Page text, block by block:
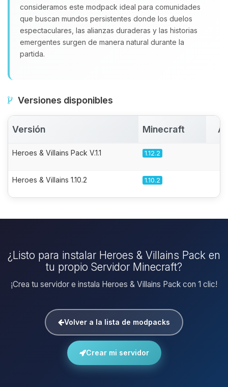
consideramos este modpack ideal para comunidades
que buscan mundos persistentes donde los duelos
espectaculares, las alianzas duraderas y las historias
emergentes surgen de manera natural durante la
partida.
Versiones disponibles
Versión Minecraft
Heroes & Villains Pack V.1.1 1.12.2
Heroes & Villains 1.10.2 1.10.2
¿Listo para instalar Heroes & Villains Pack en
tu propio Servidor Minecraft?
¡Crea tu servidor e instala Heroes & Villains Pack con 1 clic!
Volver a la lista de modpacks
Crear mi servidor